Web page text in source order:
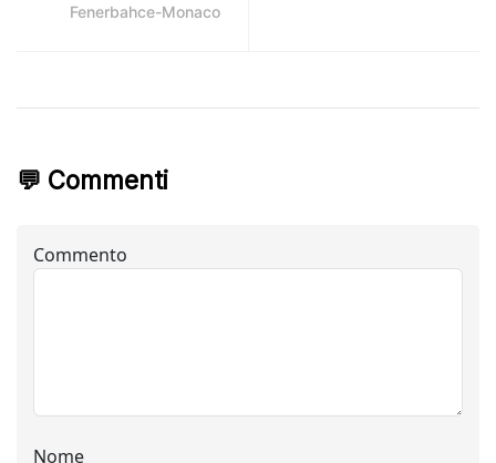
Fenerbahce-Monaco
💬 Commenti